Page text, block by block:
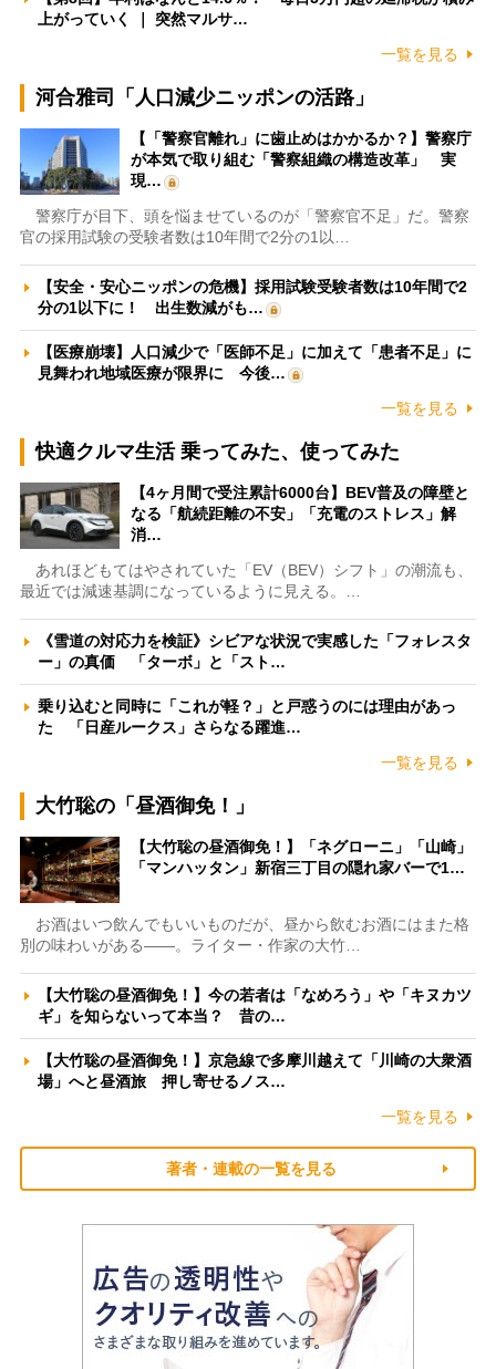
上がっていく ｜ 突然マルサ…
一覧を見る
河合雅司「人口減少ニッポンの活路」
【「警察官離れ」に歯止めはかかるか？】警察庁
が本気で取り組む「警察組織の構造改革」 実
現…
警察庁が目下、頭を悩ませているのが「警察官不足」だ。警察
官の採用試験の受験者数は10年間で2分の1以…
【安全・安心ニッポンの危機】採用試験受験者数は10年間で2
分の1以下に！ 出生数減がも…
【医療崩壊】人口減少で「医師不足」に加えて「患者不足」に
見舞われ地域医療が限界に 今後…
一覧を見る
快適クルマ生活 乗ってみた、使ってみた
【4ヶ月間で受注累計6000台】BEV普及の障壁と
なる「航続距離の不安」「充電のストレス」解
消…
あれほどもてはやされていた「EV（BEV）シフト」の潮流も、
最近では減速基調になっているように見える。…
《雪道の対応力を検証》シビアな状況で実感した「フォレスタ
ー」の真価 「ターボ」と「スト…
乗り込むと同時に「これが軽？」と戸惑うのには理由があっ
た 「日産ルークス」さらなる躍進…
一覧を見る
大竹聡の「昼酒御免！」
【大竹聡の昼酒御免！】「ネグローニ」「山崎」
「マンハッタン」新宿三丁目の隠れ家バーで1…
お酒はいつ飲んでもいいものだが、昼から飲むお酒にはまた格
別の味わいがある――。ライター・作家の大竹…
【大竹聡の昼酒御免！】今の若者は「なめろう」や「キヌカツ
ギ」を知らないって本当？ 昔の…
【大竹聡の昼酒御免！】京急線で多摩川越えて「川崎の大衆酒
場」へと昼酒旅 押し寄せるノス…
一覧を見る
著者・連載の一覧を見る